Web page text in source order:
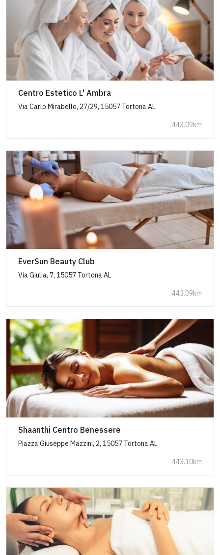
Centro Estetico L' Ambra
Via Carlo Mirabello, 27/29, 15057 Tortona AL
443.09km
EverSun Beauty Club
Via Giulia, 7, 15057 Tortona AL
443.09km
Shaanthi Centro Benessere
Piazza Giuseppe Mazzini, 2, 15057 Tortona AL
443.10km